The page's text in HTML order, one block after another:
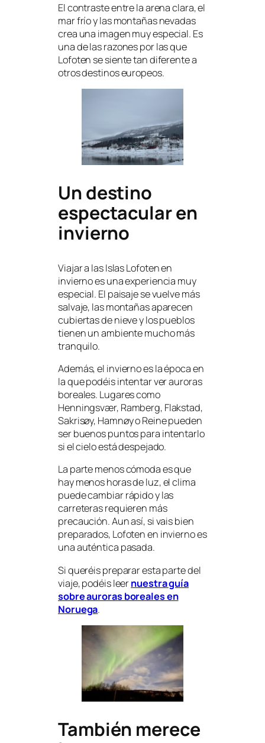
El contraste entre la arena clara, el
mar frío y las montañas nevadas
crea una imagen muy especial. Es
una de las razones por las que
Lofoten se siente tan diferente a
otros destinos europeos.
Un destino
espectacular en
invierno
Viajar a las Islas Lofoten en
invierno es una experiencia muy
especial. El paisaje se vuelve más
salvaje, las montañas aparecen
cubiertas de nieve y los pueblos
tienen un ambiente mucho más
tranquilo.
Además, el invierno es la época en
la que podéis intentar ver auroras
boreales. Lugares como
Henningsvær, Ramberg, Flakstad,
Sakrisøy, Hamnøy o Reine pueden
ser buenos puntos para intentarlo
si el cielo está despejado.
La parte menos cómoda es que
hay menos horas de luz, el clima
puede cambiar rápido y las
carreteras requieren más
precaución. Aun así, si vais bien
preparados, Lofoten en invierno es
una auténtica pasada.
Si queréis preparar esta parte del
viaje, podéis leernuestra guía
sobreauroras boreales en
Noruega.
También merece